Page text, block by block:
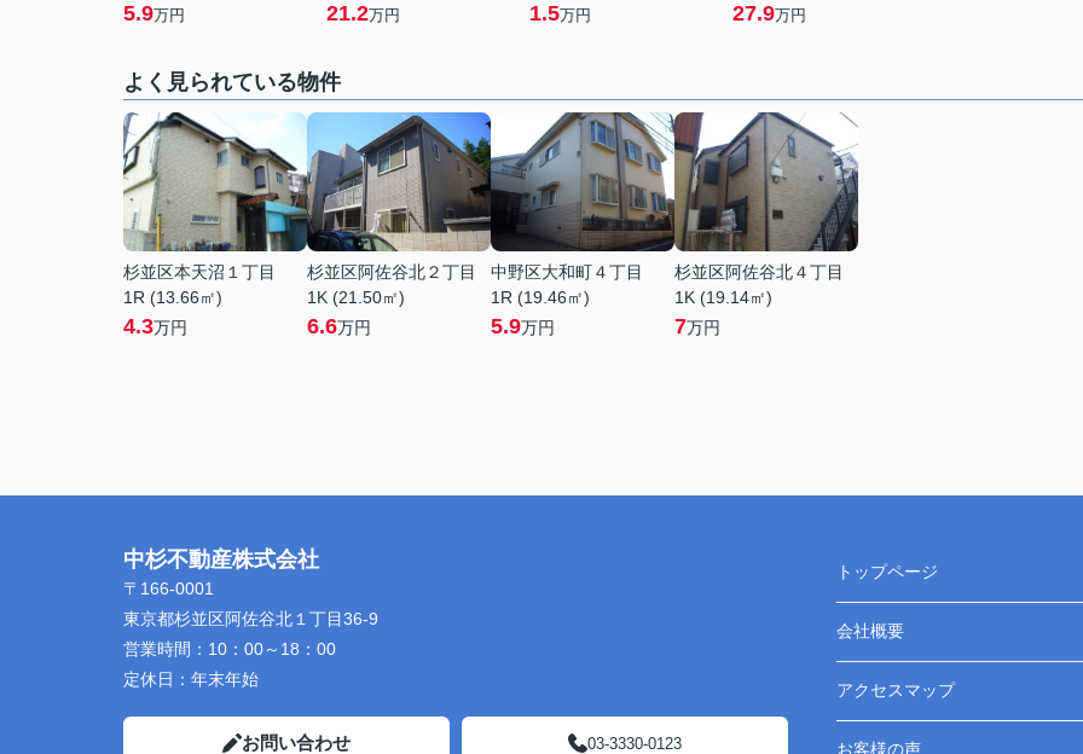
5.9万円 21.2万円 1.5万円 27.9万円
よく見られている物件
杉並区本天沼１丁目
1R (13.66㎡)
4.3万円
杉並区阿佐谷北２丁目
1K (21.50㎡)
6.6万円
中野区大和町４丁目
1R (19.46㎡)
5.9万円
杉並区阿佐谷北４丁目
1K (19.14㎡)
7万円
中杉不動産株式会社
〒166-0001
東京都杉並区阿佐谷北１丁目36-9
営業時間： 10：00～18：00
定休日： 年末年始
お問い合わせ 03-3330-0123
トップページ
会社概要
アクセスマップ
お客様の声